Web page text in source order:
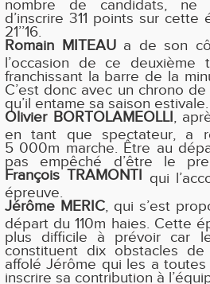
nombre de candidats, ne
d’inscrire 311 points sur cette
21’’16.
Romain MITEAUa de son
l’occasion de ce deuxième
franchissant la barre de la
C’est donc avec un chrono de
qu’il entame sa saison estivale.
Olivier BORTOLAMEOLLI,
en tant que spectateur, a
5 000m marche. Être au
pas empêché d’être le
François TRAMONTI qui
épreuve.
Jérôme MERIC, qui s’est
départ du 110m haies. Cette
plus difficile à prévoir car
constituent dix obstacles
affolé Jérôme qui les a
inscrire sa contribution à